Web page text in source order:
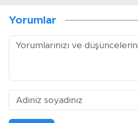
Yorumlar